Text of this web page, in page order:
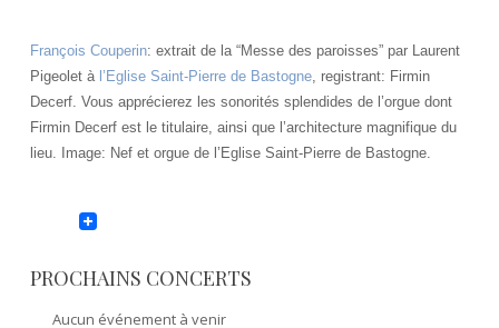
François Couperin: extrait de la “Messe des paroisses” par Laurent
Pigeolet à l’Eglise Saint-Pierre de Bastogne, registrant: Firmin
Decerf. Vous apprécierez les sonorités splendides de l’orgue dont
Firmin Decerf est le titulaire, ainsi que l’architecture magnifique du
lieu. Image: Nef et orgue de l’Eglise Saint-Pierre de Bastogne.
PROCHAINS CONCERTS
Aucun événement à venir